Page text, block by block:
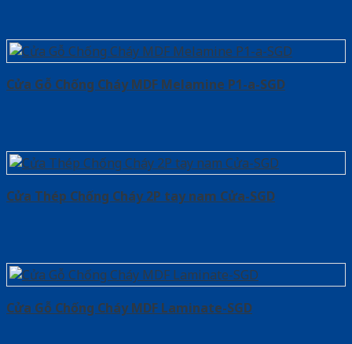
Cửa Gỗ Chống Cháy MDF Melamine P1-a-SGD
Cửa Thép Chống Cháy 2P tay nam Cửa-SGD
Cửa Gỗ Chống Cháy MDF Laminate-SGD